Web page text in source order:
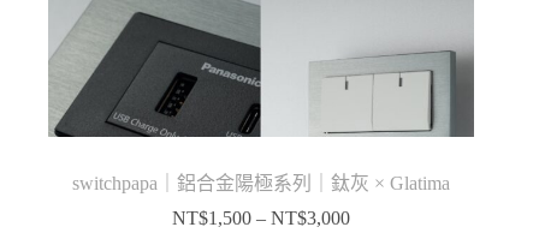
switchpapa｜鋁合金陽極系列｜鈦灰 × Glatima
NT$1,500 – NT$3,000價